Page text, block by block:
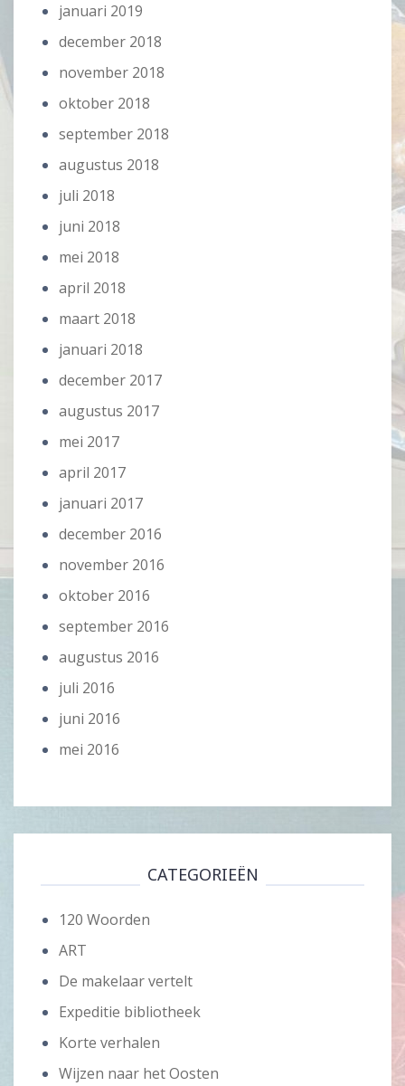
januari 2019
december 2018
november 2018
oktober 2018
september 2018
augustus 2018
juli 2018
juni 2018
mei 2018
april 2018
maart 2018
januari 2018
december 2017
augustus 2017
mei 2017
april 2017
januari 2017
december 2016
november 2016
oktober 2016
september 2016
augustus 2016
juli 2016
juni 2016
mei 2016
CATEGORIEËN
120 Woorden
ART
De makelaar vertelt
Expeditie bibliotheek
Korte verhalen
Wijzen naar het Oosten